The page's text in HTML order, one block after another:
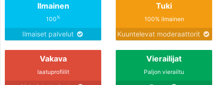
Ilmainen
100%
Ilmaiset palvelut
Tuki
100% ilmainen
Kuuntelevat moderaattorit
Vakava
laatuprofiilit
Vierailijat
Paljon vierailtu